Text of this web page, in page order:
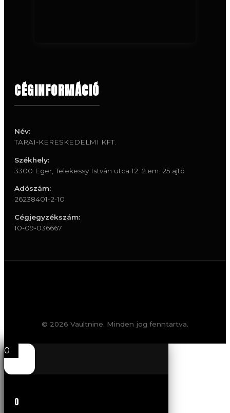
CÉGINFORMÁCIÓ
Név:
TARAI-KERESKEDELMI KFT.
Székhely:
3300 Eger, Telekessy István utca 12. 2.em. 25.ajtó
Adószám:
26238401-2-10
Cégjegyzékszám:
10-09-036667
© 2026 Vaultnine. Minden jog fenntartva.
0
0